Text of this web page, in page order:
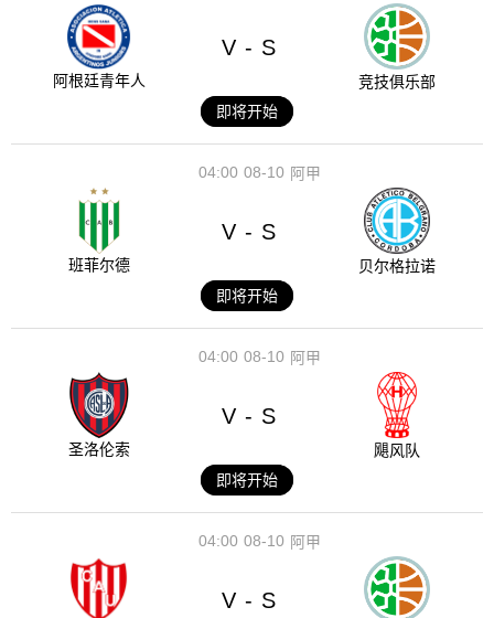
阿根廷青年人
V - S
竞技俱乐部
即将开始
08-10
04:00 阿甲
班菲尔德
V - S
贝尔格拉诺
即将开始
08-10
04:00 阿甲
圣洛伦索
V - S
飓风队
即将开始
08-10
04:00 阿甲
V - S